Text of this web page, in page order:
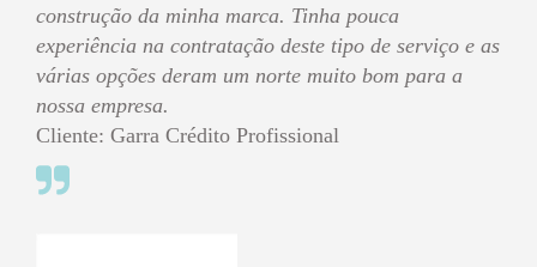
construção da minha marca. Tinha pouca
experiência na contratação deste tipo de serviço e as
várias opções deram um norte muito bom para a
nossa empresa.
Cliente: Garra Crédito Profissional